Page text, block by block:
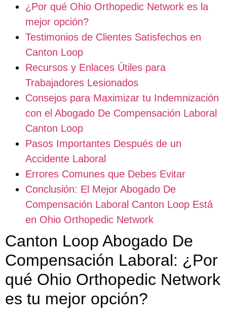
¿Por qué Ohio Orthopedic Network es la
mejor opción?
Testimonios de Clientes Satisfechos en
Canton Loop
Recursos y Enlaces Útiles para
Trabajadores Lesionados
Consejos para Maximizar tu Indemnización
con el Abogado De Compensación Laboral
Canton Loop
Pasos Importantes Después de un
Accidente Laboral
Errores Comunes que Debes Evitar
Conclusión: El Mejor Abogado De
Compensación Laboral Canton Loop Está
en Ohio Orthopedic Network
Canton Loop Abogado De
Compensación Laboral: ¿Por
qué Ohio Orthopedic Network
es tu mejor opción?